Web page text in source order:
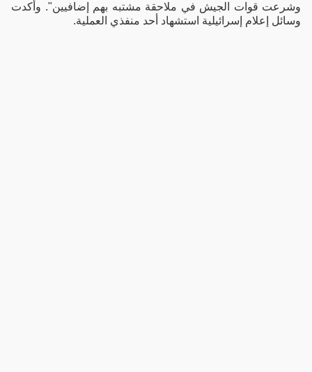
وشرعت قوات الجيش في ملاحقة مشتبه بهم إضافيين". وأكدت
وسائل إعلام إسرائيلية استشهاد أحد منفذي العملية.